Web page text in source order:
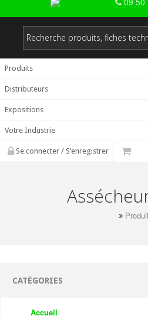
Produits
Distributeurs
Expositions
Votre Industrie
Se connecter / S’enregistrer
CATÉGORIES
Accueil